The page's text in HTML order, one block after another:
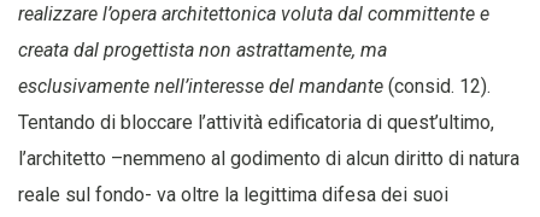
realizzare l’opera architettonica voluta dal committente e
creata dal progettista non astrattamente, ma
esclusivamente nell’interesse del mandante (consid. 12).
Tentando di bloccare l’attività edificatoria di quest’ultimo,
l’architetto –nemmeno al godimento di alcun diritto di natura
reale sul fondo- va oltre la legittima difesa dei suoi